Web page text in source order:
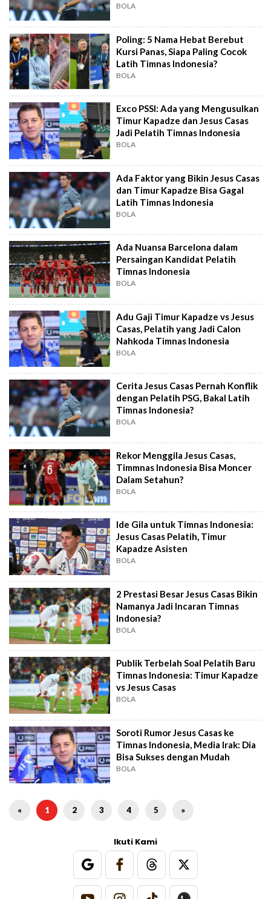
BOLA
Poling: 5 Nama Hebat Berebut
Kursi Panas, Siapa Paling Cocok
Latih Timnas Indonesia?
BOLA
Exco PSSI: Ada yang Mengusulkan
Timur Kapadze dan Jesus Casas
Jadi Pelatih Timnas Indonesia
BOLA
Ada Faktor yang Bikin Jesus Casas
dan Timur Kapadze Bisa Gagal
Latih Timnas Indonesia
BOLA
Ada Nuansa Barcelona dalam
Persaingan Kandidat Pelatih
Timnas Indonesia
BOLA
Adu Gaji Timur Kapadze vs Jesus
Casas, Pelatih yang Jadi Calon
Nahkoda Timnas Indonesia
BOLA
Cerita Jesus Casas Pernah Konflik
dengan Pelatih PSG, Bakal Latih
Timnas Indonesia?
BOLA
Rekor Menggila Jesus Casas,
Timmnas Indonesia Bisa Moncer
Dalam Setahun?
BOLA
Ide Gila untuk Timnas Indonesia:
Jesus Casas Pelatih, Timur
Kapadze Asisten
BOLA
2 Prestasi Besar Jesus Casas Bikin
Namanya Jadi Incaran Timnas
Indonesia?
BOLA
Publik Terbelah Soal Pelatih Baru
Timnas Indonesia: Timur Kapadze
vs Jesus Casas
BOLA
Soroti Rumor Jesus Casas ke
Timnas Indonesia, Media Irak: Dia
Bisa Sukses dengan Mudah
BOLA
« 1 2 3 4 5 »
Ikuti Kami